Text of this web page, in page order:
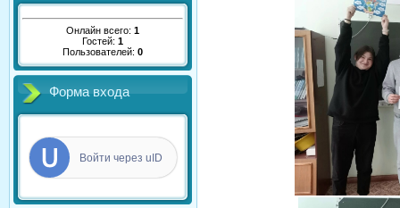
Онлайн всего: 1
Гостей: 1
Пользователей: 0
Форма входа
Войти через uID